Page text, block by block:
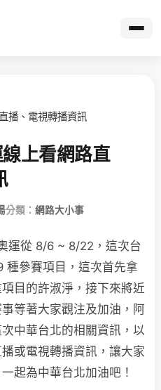
播、電視轉播資訊
上看網路直
分類： 網路大小事
運從 8/6 ~ 8/22，這次台
種參賽項目，這次首先拿
目的許淑淨，接下來將近
等著大家觀注及加油，阿
中華台北的相關資訊，以
或電視轉播資訊，讓大家
起為中華台北加油吧！